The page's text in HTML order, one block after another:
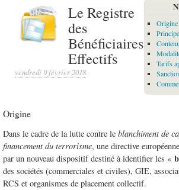
Origine
Principe
Tarifs
Le Registre
des
Bénéficiaires
Effectifs
vendredi 9 février 2018
Origine
Dans le cadre de la lutte contre le blanchiment de
financement du terrorisme, une directive
par un nouveau dispositif destiné à identifier les «
des sociétés (commerciales et civiles), GIE,
RCS et organismes de placement collectif.